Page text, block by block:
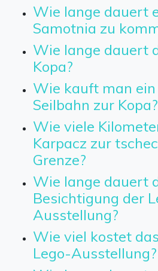
Wie lange dauert
Samotnia zu
Wie lange dauert
Kopa?
Wie kauft man
Seilbahn zur Kopa?
Wie viele
Karpacz zur
Grenze?
Wie lange dauert
Besichtigung der
Ausstellung?
Wie viel kostet
Lego-Ausstellung?